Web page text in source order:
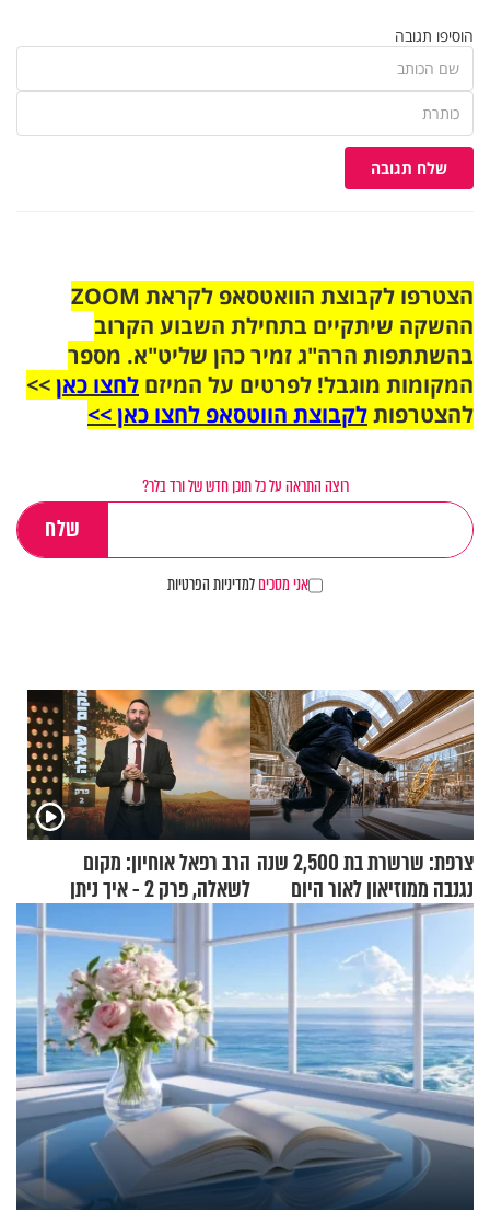
הוסיפו תגובה
שלח תגובה
הצטרפו לקבוצת הוואטסאפ לקראת ZOOM
ההשקה שיתקיים בתחילת השבוע הקרוב
בהשתתפות הרה"ג זמיר כהן שליט"א. מספר
המקומות מוגבל! לפרטים על המיזם לחצו כאן>>
להצטרפותלקבוצת הווטסאפ לחצו כאן >>
רוצה התראה על כל תוכן חדש של ורד בלר?
אני מסכיםלמדיניות הפרטיות
צרפת: שרשרת בת 2,500 שנה
נגנבה ממוזיאון לאור היום
הרב רפאל אוחיון: מקום
לשאלה, פרק 2 - איך ניתן